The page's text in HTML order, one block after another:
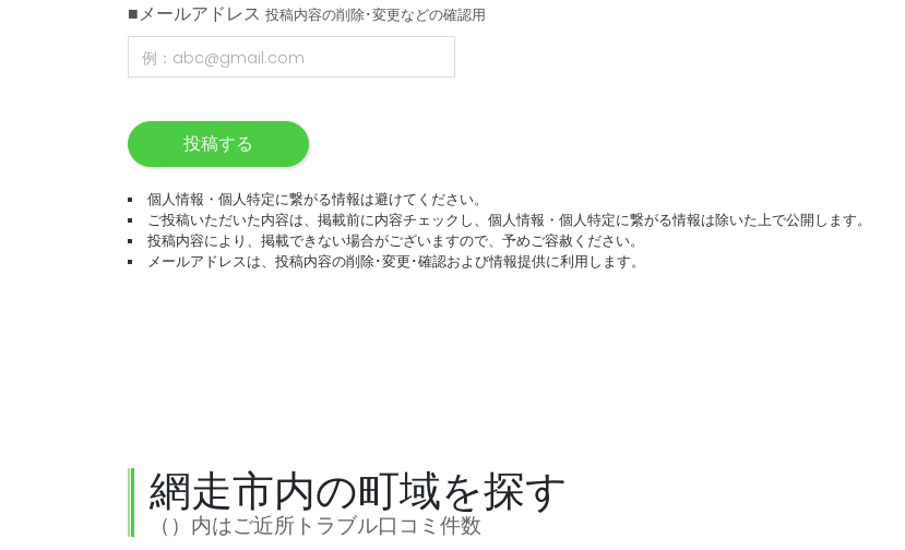
■メールアドレス 投稿内容の削除･変更などの確認用
投稿する
個人情報・個人特定に繋がる情報は避けてください。
ご投稿いただいた内容は、掲載前に内容チェックし、個人情報・個人特定に繋がる情報は除いた上で公開します。
投稿内容により、掲載できない場合がございますので、予めご容赦ください。
メールアドレスは、投稿内容の削除･変更･確認および情報提供に利用します。
網走市内の町域を探す
（）内はご近所トラブル口コミ件数